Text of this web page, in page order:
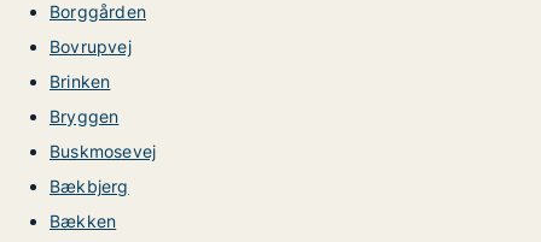
Borggården
Bovrupvej
Brinken
Bryggen
Buskmosevej
Bækbjerg
Bækken